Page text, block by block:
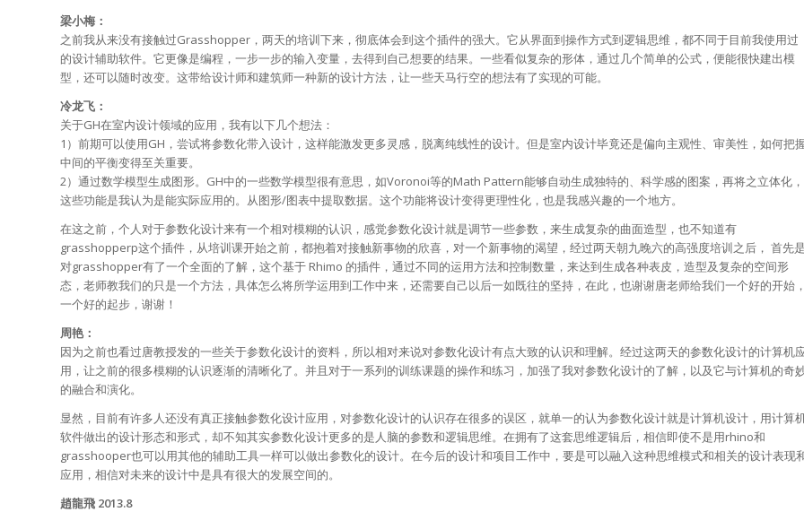
梁小梅：
之前我从来没有接触过Grasshopper，两天的培训下来，彻底体会到这个插件的强大。它从界面到操作方式到逻辑思维，都不同于目前我使用过
的设计辅助软件。它更像是编程，一步一步的输入变量，去得到自己想要的结果。一些看似复杂的形体，通过几个简单的公式，便能很快建出模
型，还可以随时改变。这带给设计师和建筑师一种新的设计方法，让一些天马行空的想法有了实现的可能。
冷龙飞：
关于GH在室内设计领域的应用，我有以下几个想法：
1）前期可以使用GH，尝试将参数化带入设计，这样能激发更多灵感，脱离纯线性的设计。但是室内设计毕竟还是偏向主观性、审美性，如何把
中间的平衡变得至关重要。
2）通过数学模型生成图形。GH中的一些数学模型很有意思，如Voronoi等的Math Pattern能够自动生成独特的、科学感的图案，再将之立体化，
这些功能是我认为是能实际应用的。从图形/图表中提取数据。这个功能将设计变得更理性化，也是我感兴趣的一个地方。
在这之前，个人对于参数化设计来有一个相对模糊的认识，感觉参数化设计就是调节一些参数，来生成复杂的曲面造型，也不知道有
grasshopperp这个插件，从培训课开始之前，都抱着对接触新事物的欣喜，对一个新事物的渴望，经过两天朝九晚六的高强度培训之后， 首先是
对grasshopper有了一个全面的了解，这个基于 Rhimo 的插件，通过不同的运用方法和控制数量，来达到生成各种表皮，造型及复杂的空间形
态，老师教我们的只是一个方法，具体怎么将所学运用到工作中来，还需要自己以后一如既往的坚持，在此，也谢谢唐老师给我们一个好的开始，
一个好的起步，谢谢！
周艳：
因为之前也看过唐教授发的一些关于参数化设计的资料，所以相对来说对参数化设计有点大致的认识和理解。经过这两天的参数化设计的计算机
用，让之前的很多模糊的认识逐渐的清晰化了。并且对于一系列的训练课题的操作和练习，加强了我对参数化设计的了解，以及它与计算机的奇
的融合和演化。
显然，目前有许多人还没有真正接触参数化设计应用，对参数化设计的认识存在很多的误区，就单一的认为参数化设计就是计算机设计，用计算
软件做出的设计形态和形式，却不知其实参数化设计更多的是人脑的参数和逻辑思维。在拥有了这套思维逻辑后，相信即使不是用rhino和
grasshooper也可以用其他的辅助工具一样可以做出参数化的设计。在今后的设计和项目工作中，要是可以融入这种思维模式和相关的设计表现
应用，相信对未来的设计中是具有很大的发展空间的。
趙龍飛 2013.8